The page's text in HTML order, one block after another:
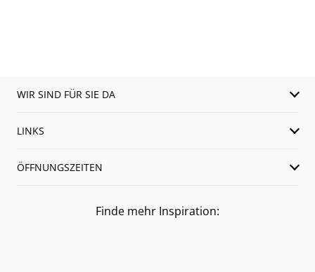
WIR SIND FÜR SIE DA
LINKS
ÖFFNUNGSZEITEN
Finde mehr Inspiration: